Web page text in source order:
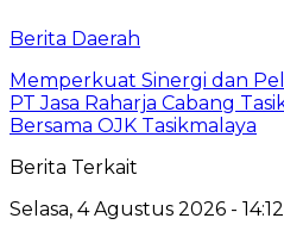
Berita Daerah
Memperkuat Sinergi dan
PT Jasa Raharja Cabang
Bersama OJK Tasikmalaya
Berita Terkait
Selasa, 4 Agustus 2026 -